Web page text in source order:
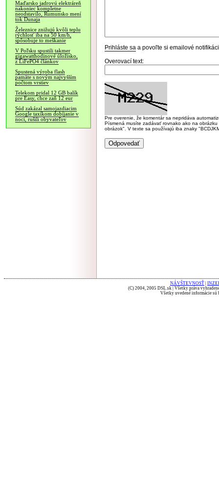
Maďarsko jadrovú elektráreň
nakoniec kompletne
neodstavilo, Rumunsko mení
tok Dunaja
Železnice znižujú kvôli teplu
rýchlosť iba na 50 km/h,
spôsobuje to meškanie
V Poľsku spustili takmer
gigawatthodinové úložisko,
z LiFePO4 článkov
Spustená výroba flash
pamäte s novým najvyšším
počtom vrstiev
Telekom pridal 12 GB balík
pre Easy, chce zaň 12 eur
Súd zakázal samojazdiacim
Google taxíkom dobíjanie v
noci, rušili obyvateľov
Prihláste sa a povoľte si emailové
Overovací text:
Pre overenie, že komentár sa nepridáva
Písmená musíte zadávať rovnako ako na
obrázok". V texte sa používajú iba znaky
NÁVŠTEVNOSŤ
(C) 2004, 2005 DSL.sk | Všetky práva
Všetky uvedené informácie sú